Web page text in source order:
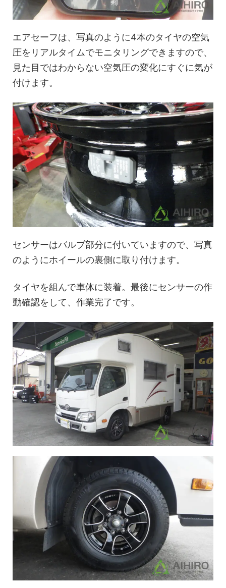
エアセーフは、写真のように4本のタイヤの空気
圧をリアルタイムでモニタリングできますので、
見た目ではわからない空気圧の変化にすぐに気が
付けます。
センサーはバルブ部分に付いていますので、写真
のようにホイールの裏側に取り付けます。
タイヤを組んで車体に装着。最後にセンサーの作
動確認をして、作業完了です。